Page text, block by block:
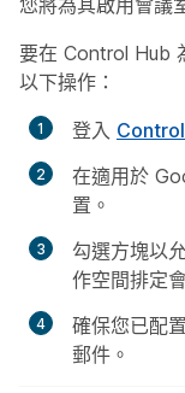
您將為其啟用會議
要在 Control Hub
以下操作：
登入
在適用於
置 。
勾選方塊以
作空間排定
確保您已配
郵件。